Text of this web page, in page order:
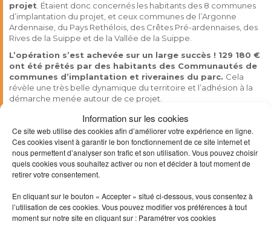
Information sur les cookies
Ce site web utilise des cookies afin d’améliorer votre expérience en ligne.
Ces cookies visent à garantir le bon fonctionnement de ce site internet et
nous permettent d’analyser son trafic et son utilisation. Vous pouvez choisir
quels cookies vous souhaitez activer ou non et décider à tout moment de
retirer votre consentement.
En cliquant sur le bouton « Accepter » situé ci-dessous, vous consentez à
l’utilisation de ces cookies. Vous pouvez modifier vos préférences à tout
moment sur notre site en cliquant sur : Paramétrer vos cookies
projet . Étaient donc concernés les habitants des 8 communes
d’implantation du projet, et ceux communes de l’Argonne
Ardennaise, du Pays Rethélois, des Crêtes Pré-ardennaises, des
Rives de la Suippe et de la Vallée de la Suippe.
L’opération s’est achevée sur un large succès ! 129 180 €
ont été prêtés par des habitants des Communautés de
communes d’implantation et riveraines du parc. Cela
révèle une très belle dynamique du territoire et l’adhésion à la
démarche menée autour de ce projet.
et 247 personnes ont participé à cette
Nous tenons à remercier tous les participants pour la confiance
qu’ils accordent à ce projet structurant pour le territoire !
Pour en savoir plus :
Le Mont des Quatre Faux sur
Mention légale : prêter présente un risque de non-
remboursement et de perte en capital.